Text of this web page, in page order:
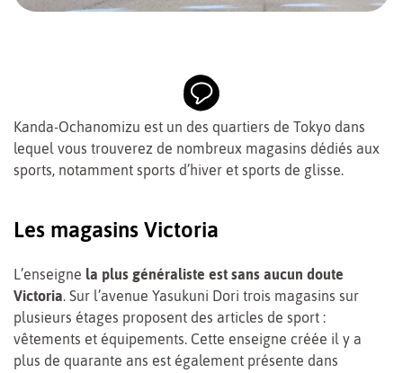
Kanda-Ochanomizu est un des quartiers de Tokyo dans
lequel vous trouverez de nombreux magasins dédiés aux
sports, notamment sports d’hiver et sports de glisse.
Les magasins Victoria
L’enseigne la plus généraliste est sans aucun doute
Victoria. Sur l’avenue Yasukuni Dori trois magasins sur
plusieurs étages proposent des articles de sport :
vêtements et équipements. Cette enseigne créée il y a
plus de quarante ans est également présente dans